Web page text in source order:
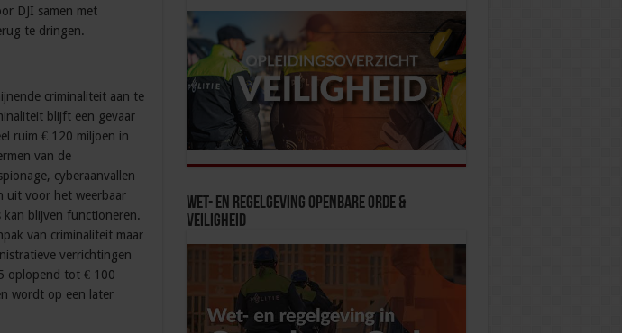
DJI samen met
te dringen.
criminaliteit aan te
blijft een gevaar
ruim € 120 miljoen in
van de
cyberaanvallen
uit voor het weerbaar
kan blijven functioneren.
van criminaliteit maar
verrichtingen
oplopend tot € 100
wordt op een later
Wet- en Regelgeving Openbare Orde &
Veiligheid